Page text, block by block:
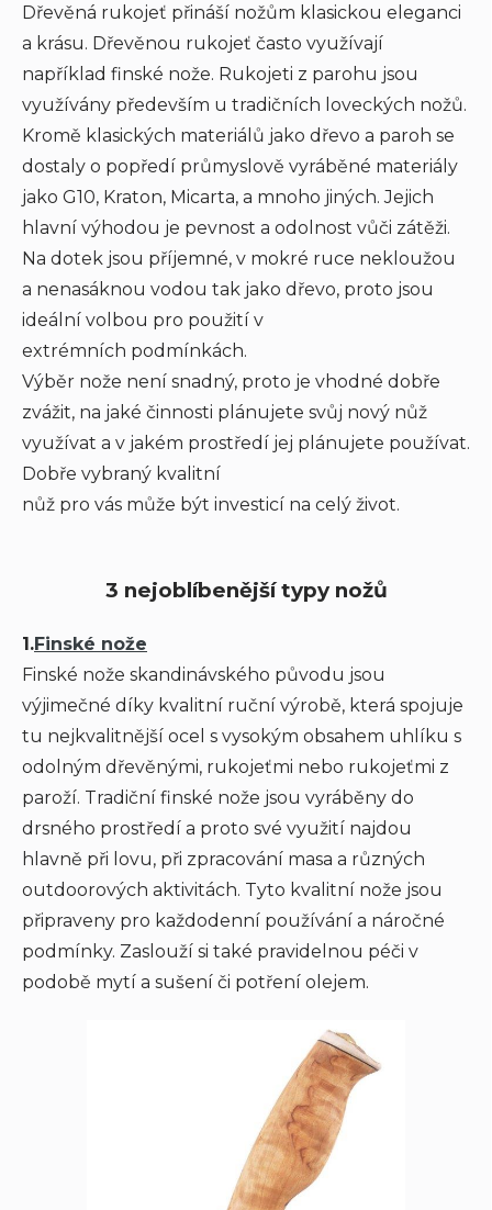
Dřevěná rukojeť přináší nožům klasickou eleganci
a krásu. Dřevěnou rukojeť často využívají
například finské nože. Rukojeti z parohu jsou
využívány především u tradičních loveckých nožů.
Kromě klasických materiálů jako dřevo a paroh se
dostaly o popředí průmyslově vyráběné materiály
jako G10, Kraton, Micarta, a mnoho jiných. Jejich
hlavní výhodou je pevnost a odolnost vůči zátěži.
Na dotek jsou příjemné, v mokré ruce nekloužou
a nenasáknou vodou tak jako dřevo, proto jsou
ideální volbou pro použití v
extrémních podmínkách.
Výběr nože není snadný, proto je vhodné dobře
zvážit, na jaké činnosti plánujete svůj nový nůž
využívat a v jakém prostředí jej plánujete používat.
Dobře vybraný kvalitní
nůž pro vás může být investicí na celý život.
3 nejoblíbenější typy nožů
1.Finské nože
Finské nože skandinávského původu jsou
výjimečné díky kvalitní ruční výrobě, která spojuje
tu nejkvalitnější ocel s vysokým obsahem uhlíku s
odolným dřevěnými, rukojeťmi nebo rukojeťmi z
paroží. Tradiční finské nože jsou vyráběny do
drsného prostředí a proto své využití najdou
hlavně při lovu, při zpracování masa a různých
outdoorových aktivitách. Tyto kvalitní nože jsou
připraveny pro každodenní používání a náročné
podmínky. Zaslouží si také pravidelnou péči v
podobě mytí a sušení či potření olejem.